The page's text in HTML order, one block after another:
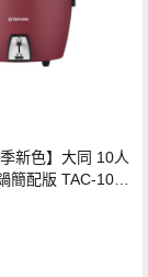
季新色】大同 10人
簡配版 TAC-10L-